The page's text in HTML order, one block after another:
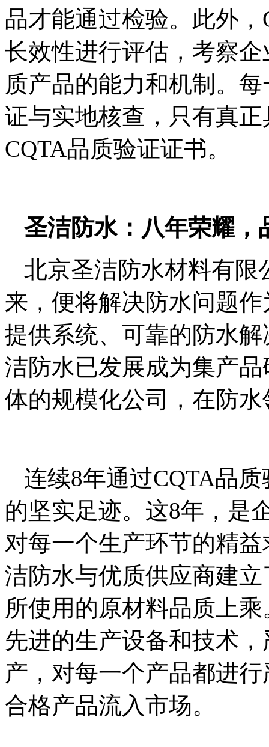
品才能通过检验。此外
长效性进行评估，考察
质产品的能力和机制。
证与实地核查，只有真
CQTA品质验证证书。
圣洁防水：八年荣耀，
北京圣洁防水材料有限
来，便将解决防水问题
提供系统、可靠的防水
洁防水已发展成为集产
体的规模化公司，在防
连续8年通过CQTA品
的坚实足迹。这8年，是
对每一个生产环节的精
洁防水与优质供应商建
所使用的原材料品质上
先进的生产设备和技术
产，对每一个产品都进
合格产品流入市场。